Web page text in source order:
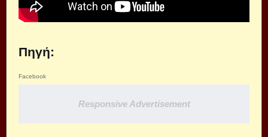
Πηγή:
Facebook
Responsive Advertisement